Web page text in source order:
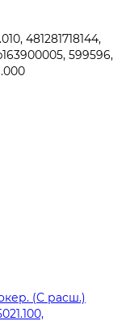
481281718144,
599596,
(С расш.)